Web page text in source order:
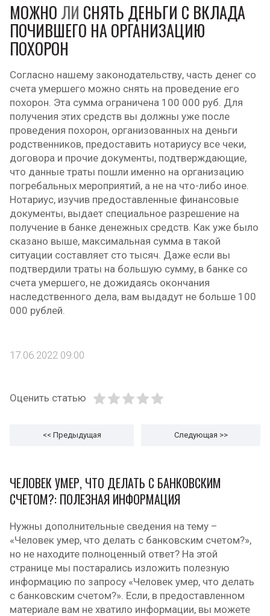
МОЖНО ЛИ СНЯТЬ ДЕНЬГИ С ВКЛАДА
ПОЧИВШЕГО НА ОРГАНИЗАЦИЮ
ПОХОРОН
Согласно нашему законодательству, часть денег со
счета умершего можно снять на проведение его
похорон. Эта сумма ограничена 100 000 руб. Для
получения этих средств вы должны уже после
проведения похорон, организованных на деньги
родственников, предоставить нотариусу все чеки,
договора и прочие документы, подтверждающие,
что данные траты пошли именно на организацию
погребальных мероприятий, а не на что-либо иное.
Нотариус, изучив предоставленные финансовые
документы, выдает специальное разрешение на
получение в банке денежных средств. Как уже было
сказано выше, максимальная сумма в такой
ситуации составляет сто тысяч. Даже если вы
подтвердили траты на большую сумму, в банке со
счета умершего, не дожидаясь окончания
наследственного дела, вам выдадут не больше 100
000 рублей.
17.06.2022 09:00
Оценить статью
<< Предыдущая Следующая >>
ЧЕЛОВЕК УМЕР, ЧТО ДЕЛАТЬ С БАНКОВСКИМ
СЧЕТОМ?: ПОЛЕЗНАЯ ИНФОРМАЦИЯ
Нужны дополнительные сведения на тему –
«Человек умер, что делать с банковским счетом?»,
но не находите полноценный ответ? На этой
странице мы постарались изложить полезную
информацию по запросу «Человек умер, что делать
с банковским счетом?». Если, в предоставленном
материале вам не хватило информации, вы можете